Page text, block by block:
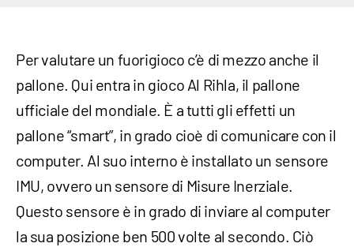
Per valutare un fuorigioco c’è di mezzo anche il
pallone. Qui entra in gioco Al Rihla, il pallone
ufficiale del mondiale. È a tutti gli effetti un
pallone “smart”, in grado cioè di comunicare con il
computer. Al suo interno è installato un sensore
IMU, ovvero un sensore di Misure Inerziale.
Questo sensore è in grado di inviare al computer
la sua posizione ben 500 volte al secondo. Ciò